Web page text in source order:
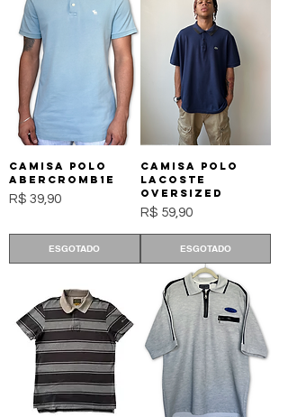
Camisa Polo
Abercromb1e
Preço
R$ 39,90
ESGOTADO
Camisa Polo
Lacoste
Oversized
Preço
R$ 59,90
ESGOTADO